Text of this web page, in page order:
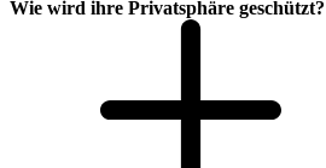
Wie wird ihre Privatsphäre geschützt?